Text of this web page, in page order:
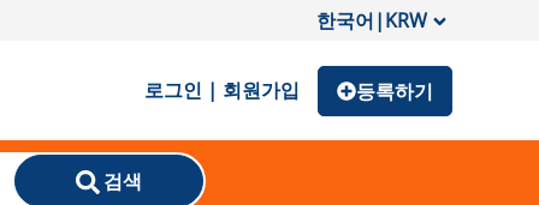
한국어|KRW
로그인 | 회원가입 등록하기
검색